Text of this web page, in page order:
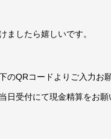
ましたら嬉しいです。
のQRコードよりご入力お
日受付にて現金精算をお願